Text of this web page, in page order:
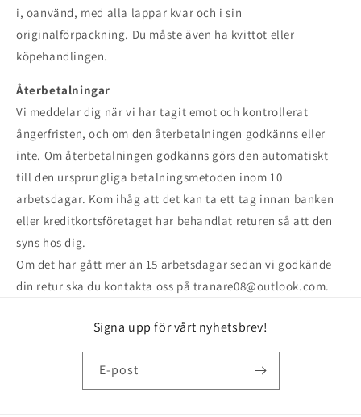
i, oanvänd, med alla lappar kvar och i sin
originalförpackning. Du måste även ha kvittot eller
köpehandlingen.
Återbetalningar
Vi meddelar dig när vi har tagit emot och kontrollerat
ångerfristen, och om den återbetalningen godkänns eller
inte. Om återbetalningen godkänns görs den automatiskt
till den ursprungliga betalningsmetoden inom 10
arbetsdagar. Kom ihåg att det kan ta ett tag innan banken
eller kreditkortsföretaget har behandlat returen så att den
syns hos dig.
Om det har gått mer än 15 arbetsdagar sedan vi godkände
din retur ska du kontakta oss på tranare08@outlook.com.
Signa upp för vårt nyhetsbrev!
E-post